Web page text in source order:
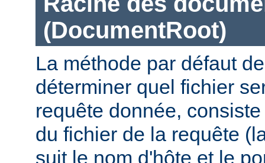
(DocumentRoot)
La méthode par défaut
déterminer quel fichier
requête donnée,
du fichier de la requête
suit le nom d'hôte et le